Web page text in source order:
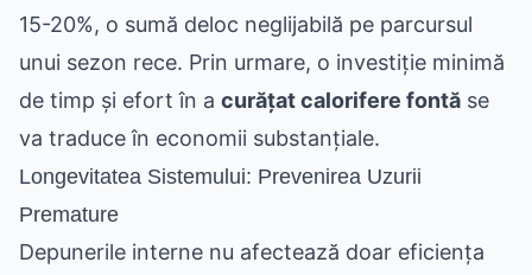
15-20%, o sumă deloc neglijabilă pe parcursul
unui sezon rece. Prin urmare, o investiție minimă
de timp și efort în a curățat calorifere fontă se
va traduce în economii substanțiale.
Longevitatea Sistemului: Prevenirea Uzurii
Premature
Depunerile interne nu afectează doar eficiența